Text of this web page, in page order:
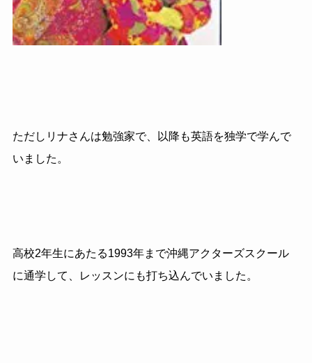
ただしリナさんは勉強家で、以降も英語を独学で学んで
いました。
高校2年生にあたる1993年まで沖縄アクターズスクール
に通学して、レッスンにも打ち込んでいました。